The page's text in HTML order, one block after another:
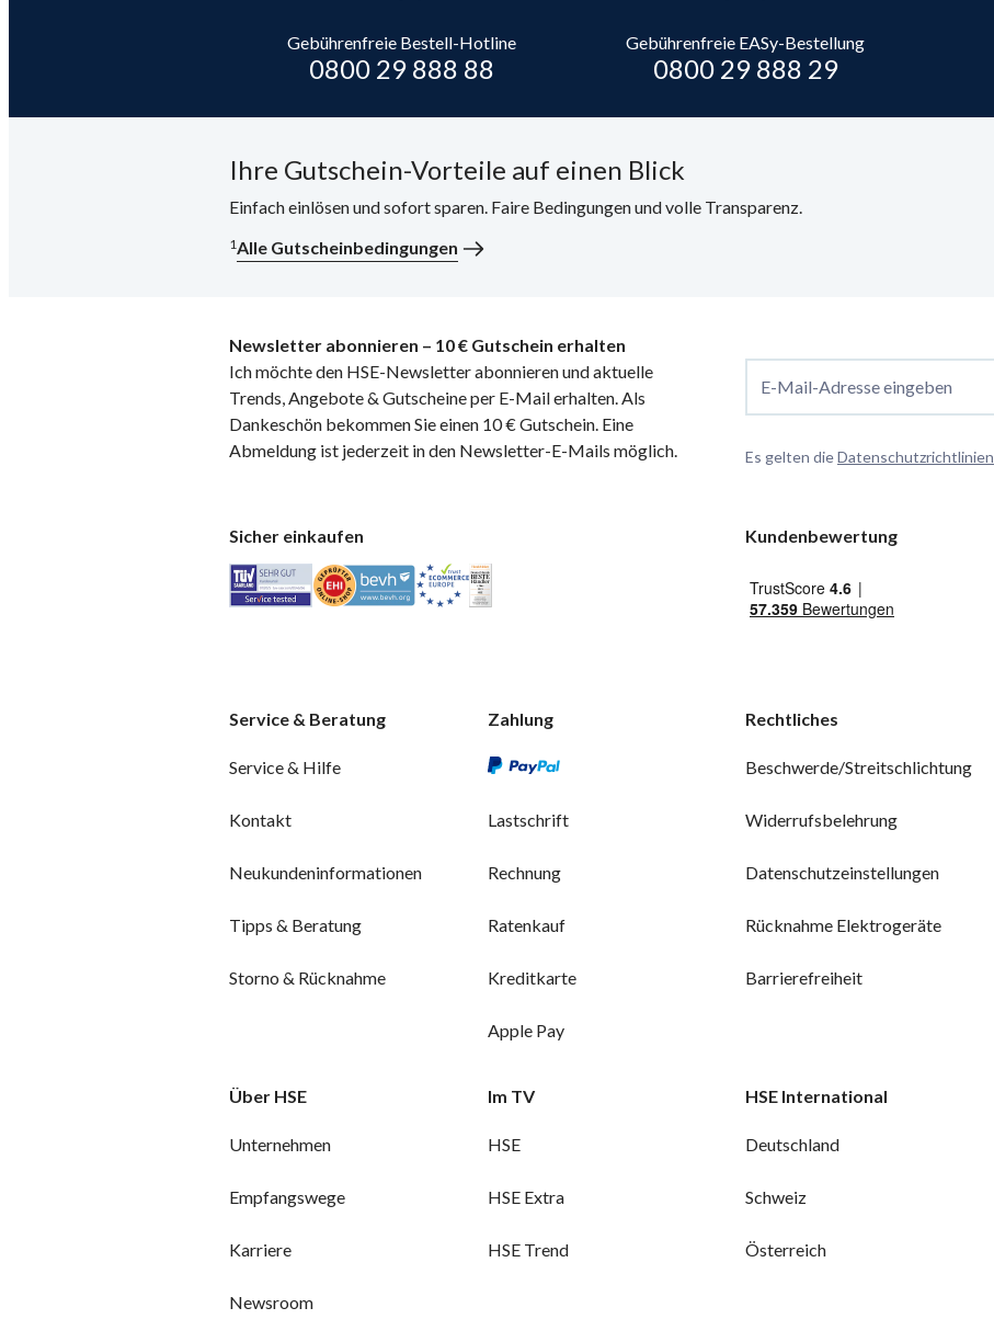
Gebührenfreie Bestell-Hotline
0800 29 888 88
Gebührenfreie EASy-Bestellung
0800 29 888 29
Ihre Gutschein-Vorteile auf einen Blick
Einfach einlösen und sofort sparen. Faire Bedingungen und volle Transparenz.
1Alle Gutscheinbedingungen
Newsletter abonnieren – 10 € Gutschein erhalten
Ich möchte den HSE-Newsletter abonnieren und aktuelle
Trends, Angebote & Gutscheine per E-Mail erhalten. Als
Dankeschön bekommen Sie einen 10 € Gutschein. Eine
Abmeldung ist jederzeit in den Newsletter-E-Mails möglich.
E-Mail-Adresse eingeben
Es gelten dieDatenschutzrichtlinien
Sicher einkaufen Kundenbewertung
Service & Beratung
Service & Hilfe
Kontakt
Neukundeninformationen
Tipps & Beratung
Storno & Rücknahme
Zahlung
Lastschrift
Rechnung
Ratenkauf
Kreditkarte
Apple Pay
Rechtliches
Beschwerde/Streitschlichtung
Widerrufsbelehrung
Datenschutzeinstellungen
Rücknahme Elektrogeräte
Barrierefreiheit
Über HSE
Unternehmen
Empfangswege
Karriere
Newsroom
Im TV
HSE
HSE Extra
HSE Trend
HSE International
Deutschland
Schweiz
Österreich